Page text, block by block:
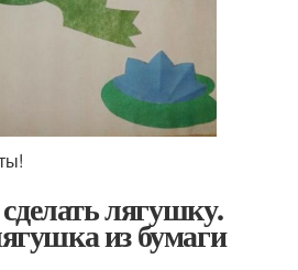
лягушку.
из бумаги